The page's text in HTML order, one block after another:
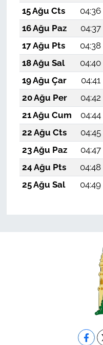
15 Ağu Cts
04:36
16 Ağu Paz
04:37
17 Ağu Pts
04:38
18 Ağu Sal
04:40
19 Ağu Çar
04:41
20 Ağu Per
04:42
21 Ağu Cum
04:44
22 Ağu Cts
04:45
23 Ağu Paz
04:47
24 Ağu Pts
04:48
25 Ağu Sal
04:49